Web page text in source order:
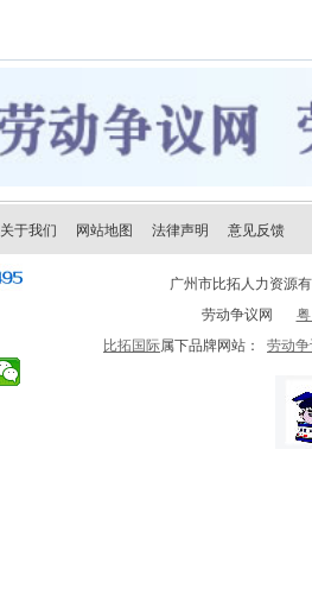
关于我们 网站地图 法律声明 意见反馈
广州市比拓人力资源
劳动争议网
比拓国际属下品牌网站： 劳动